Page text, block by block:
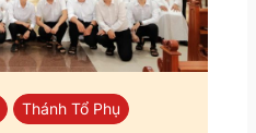
Thánh Tổ Phụ